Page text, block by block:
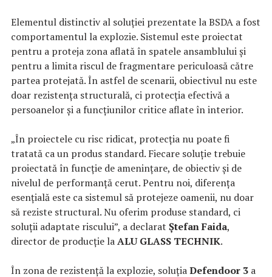
Elementul distinctiv al soluției prezentate la BSDA a fost
comportamentul la explozie. Sistemul este proiectat
pentru a proteja zona aflată în spatele ansamblului și
pentru a limita riscul de fragmentare periculoasă către
partea protejată. În astfel de scenarii, obiectivul nu este
doar rezistența structurală, ci protecția efectivă a
persoanelor și a funcțiunilor critice aflate în interior.
„În proiectele cu risc ridicat, protecția nu poate fi
tratată ca un produs standard. Fiecare soluție trebuie
proiectată în funcție de amenințare, de obiectiv și de
nivelul de performanță cerut. Pentru noi, diferența
esențială este ca sistemul să protejeze oamenii, nu doar
să reziste structural. Nu oferim produse standard, ci
soluții adaptate riscului”, a declarat Ștefan Faida,
director de producție laALU GLASS TECHNIK.
În zona de rezistență la explozie, soluțiaDefendoor 3 a